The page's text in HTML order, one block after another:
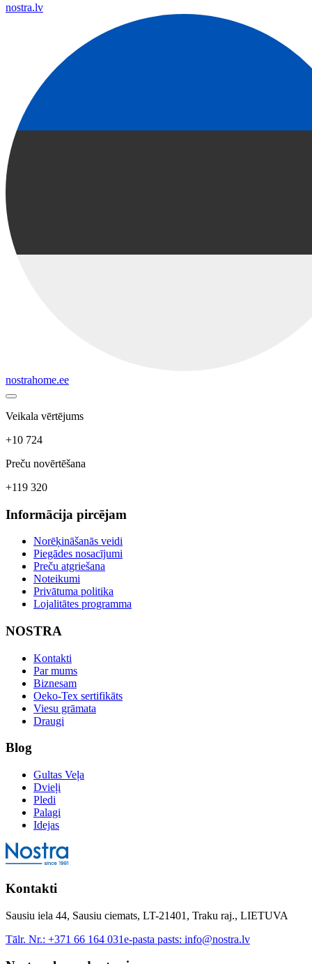
nostra.lv
nostrahome.ee
Veikala vērtējums
+10 724
Preču novērtēšana
+119 320
Informācija pircējam
Norēķināšanās veidi
Piegādes nosacījumi
Preču atgriešana
Noteikumi
Privātuma politika
Lojalitātes programma
NOSTRA
Kontakti
Par mums
Biznesam
Oeko-Tex sertifikāts
Viesu grāmata
Draugi
Blog
Gultas Veļa
Dvieļi
Pledi
Palagi
Idejas
Kontakti
Sausiu iela 44, Sausiu ciemats, LT-21401, Traku raj., LIETUVA
Tālr. Nr.: +371 66 164 031e-pasta pasts: info@nostra.lv